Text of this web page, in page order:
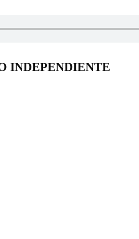
INDEPENDIENTE